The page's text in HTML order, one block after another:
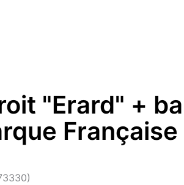
"Erard" +